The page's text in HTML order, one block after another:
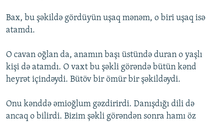
Bax, bu şəkildə gördüyün uşaq mənəm, o biri uşaq isə
atamdı.
O cavan oğlan da, anamın başı üstündə duran o yaşlı
kişi də atamdı. O vaxt bu şəkli görəndə bütün kənd
heyrət içindəydi. Bütöv bir ömür bir şəkildəydi.
Onu kənddə əmioğlum gəzdirirdi. Danışdığı dili də
ancaq o bilirdi. Bizim şəkli görəndən sonra hamı öz